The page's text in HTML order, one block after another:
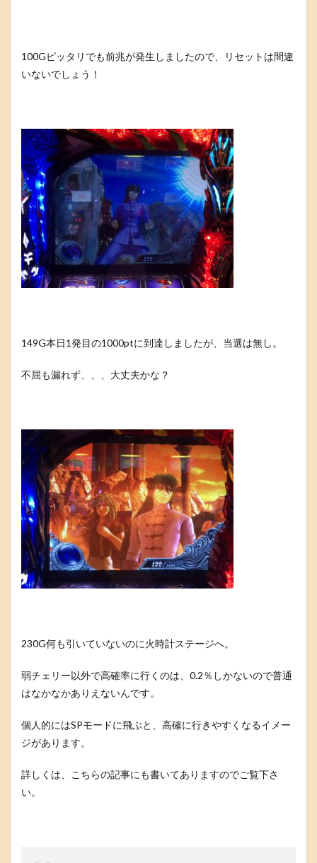
100Gピッタリでも前兆が発生しましたので、リセットは間違
いないでしょう！
149G本日1発目の1000ptに到達しましたが、当選は無し。
不屈も漏れず、、、大丈夫かな？
230G何も引いていないのに火時計ステージへ。
弱チェリー以外で高確率に行くのは、0.2％しかないので普通
はなかなかありえないんです。
個人的にはSPモードに飛ぶと、高確に行きやすくなるイメー
ジがあります。
詳しくは、こちらの記事にも書いてありますのでご覧下さ
い。